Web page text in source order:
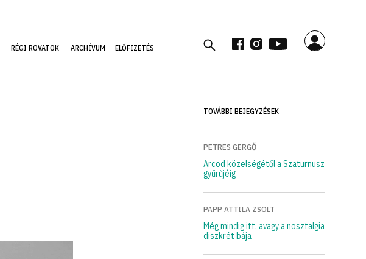
RÉGI ROVATOK ARCHÍVUM ELŐFIZETÉS
TOVÁBBI BEJEGYZÉSEK
PETRES GERGŐ
Arcod közelségétől a Szaturnusz
gyűrűjéig
PAPP ATTILA ZSOLT
Még mindig itt, avagy a nosztalgia
diszkrét bája